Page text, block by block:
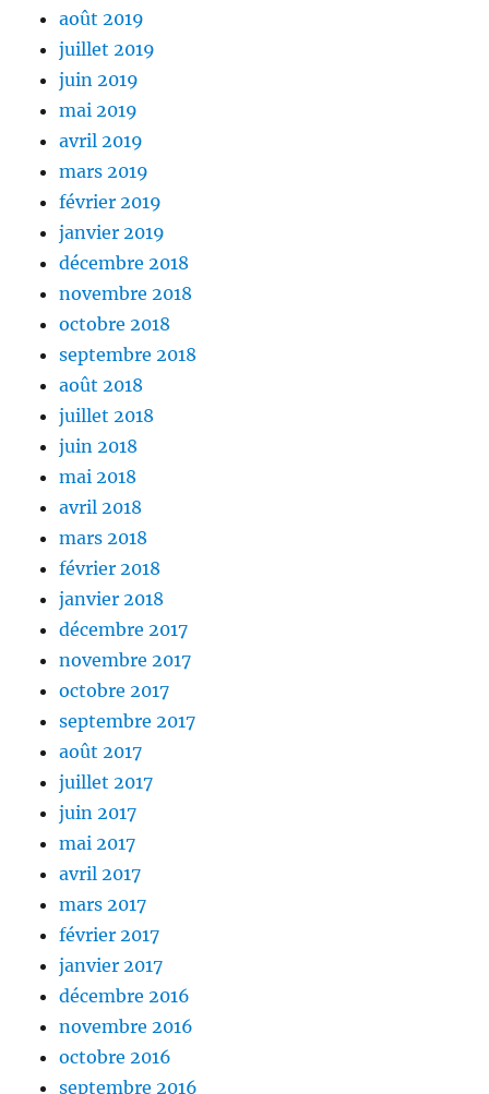
août 2019
juillet 2019
juin 2019
mai 2019
avril 2019
mars 2019
février 2019
janvier 2019
décembre 2018
novembre 2018
octobre 2018
septembre 2018
août 2018
juillet 2018
juin 2018
mai 2018
avril 2018
mars 2018
février 2018
janvier 2018
décembre 2017
novembre 2017
octobre 2017
septembre 2017
août 2017
juillet 2017
juin 2017
mai 2017
avril 2017
mars 2017
février 2017
janvier 2017
décembre 2016
novembre 2016
octobre 2016
septembre 2016